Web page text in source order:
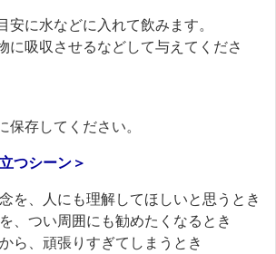
安に水などに入れて飲みます。
に吸収させるなどして与えてくださ
保存してください。
つシーン＞
を、人にも理解してほしいと思うとき
、つい周囲にも勧めたくなるとき
ら、頑張りすぎてしまうとき